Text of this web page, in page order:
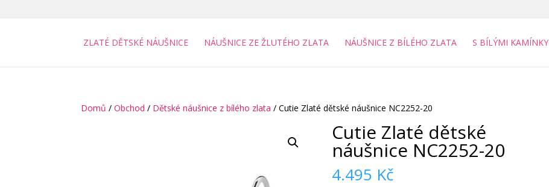
ZLATÉ DĚTSKÉ NÁUŠNICE NÁUŠNICE ZE ŽLUTÉHO ZLATA NÁUŠNICE Z BÍLÉHO ZLATA S BÍLÝMI KAMÍNKY
Domů /Obchod / Dětské náušnice z bílého zlata / Cutie Zlaté dětské náušnice NC2252-20
Cutie Zlaté dětské
náušnice NC2252-20
4.495 Kč